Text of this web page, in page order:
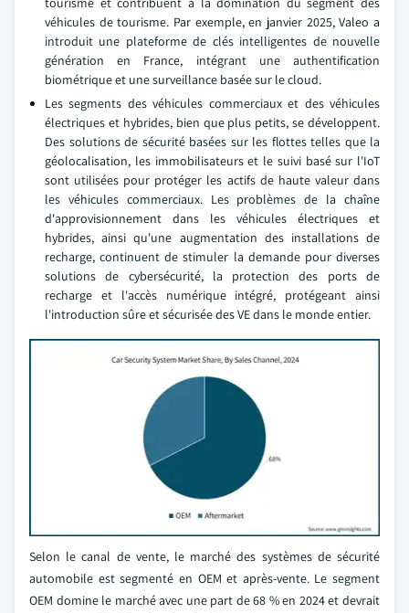
véhicules de tourisme. Par exemple, en janvier 2025, Valeo a
introduit une plateforme de clés intelligentes de nouvelle
génération en France, intégrant une authentification
biométrique et une surveillance basée sur le cloud.
Les segments des véhicules commerciaux et des véhicules
électriques et hybrides, bien que plus petits, se développent.
Des solutions de sécurité basées sur les flottes telles que la
géolocalisation, les immobilisateurs et le suivi basé sur l'IoT
sont utilisées pour protéger les actifs de haute valeur dans
les véhicules commerciaux. Les problèmes de la chaîne
d'approvisionnement dans les véhicules électriques et
hybrides, ainsi qu'une augmentation des installations de
recharge, continuent de stimuler la demande pour diverses
solutions de cybersécurité, la protection des ports de
recharge et l'accès numérique intégré, protégeant ainsi
l'introduction sûre et sécurisée des VE dans le monde entier.
Selon le canal de vente, le marché des systèmes de sécurité
automobile est segmenté en OEM et après-vente. Le segment
OEM domine le marché avec une part de 68 % en 2024 et devrait